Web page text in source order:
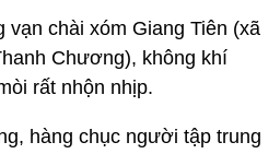
vạn chài xóm Giang Tiên (xã
Chương), không khí
rất nhộn nhịp.
hàng chục người tập trung